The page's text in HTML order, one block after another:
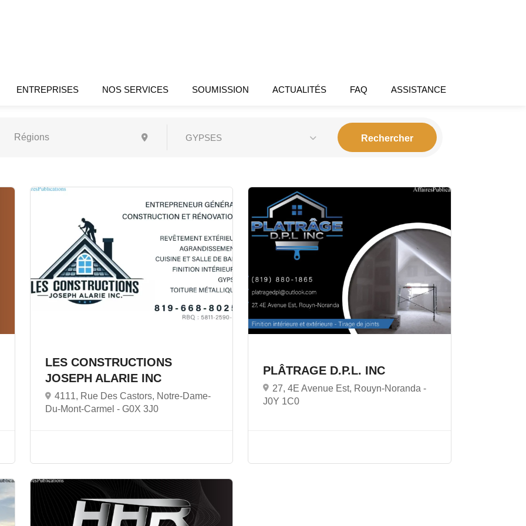
ENTREPRISES NOS SERVICES SOUMISSION ACTUALITÉS FAQ ASSISTANCE
GYPSES
LES CONSTRUCTIONS
JOSEPH ALARIE INC
4111, Rue Des Castors, Notre-Dame-
Du-Mont-Carmel - G0X 3J0
PLÂTRAGE D.P.L. INC
27, 4E Avenue Est, Rouyn-Noranda -
J0Y 1C0